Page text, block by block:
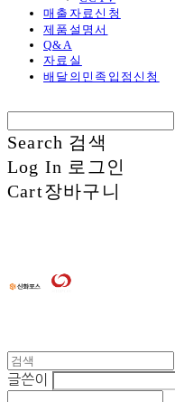
매출자료신청
제품설명서
Q&A
자료실
배달의민족입점신청
Search 검색
Log In 로그인
Cart장바구니
글쓴이